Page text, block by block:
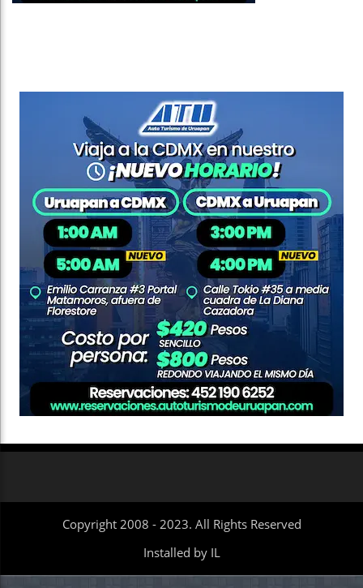
Copyright 2008 - 2023. All Rights Reserved
Installed by IL